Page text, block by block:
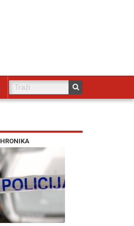
HRONIKA